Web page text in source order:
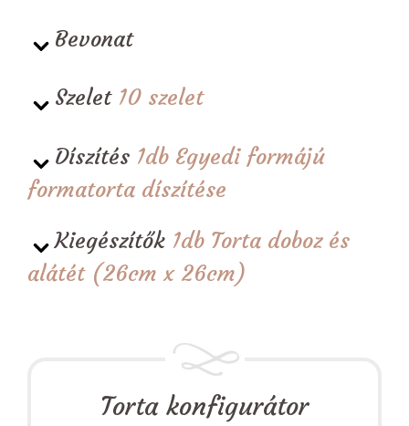
Bevonat
Szelet 10 szelet
Díszítés 1db Egyedi formájú
formatorta díszítése
Kiegészítők 1db Torta doboz és
alátét (26cm x 26cm)
Torta konfigurátor